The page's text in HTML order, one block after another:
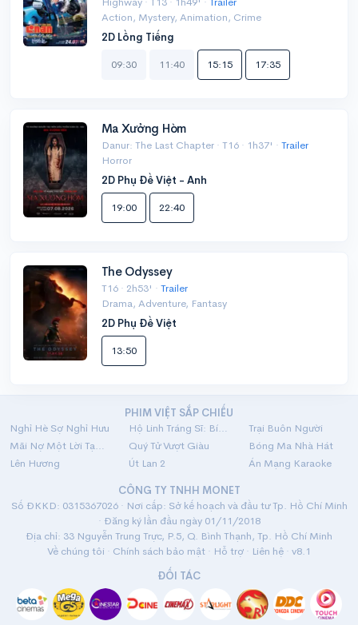
Action, Mystery, Animation, Crime
2D Lồng Tiếng
09:30
11:40 15:15 17:35
Ma Xưởng Hòm
Danur: The Last Chapter · T16 · 1h37' · Trailer
Horror
2D Phụ Đề Việt - Anh
19:00
22:40
The Odyssey
T16 · 2h53' · Trailer
Drama, Adventure, Fantasy
2D Phụ Đề Việt
13:50
PHIM VIỆT SẮP CHIẾU
Nghỉ Hè Sợ Nghỉ Hưu
Hộ Linh Tráng Sĩ: Bí Ẩn Mộ Vua Đinh
Trại Buôn Người
Mãi Nợ Một Lời Tạm Biệt
Quý Tử Vượt Giàu
Bóng Ma Nhà Hát
Lên Hương
Út Lan 2
Án Mạng Karaoke
CÔNG TY TNHH MONET
Số ĐKKD: 0315367026 · Nơi cấp: Sở kế hoạch và đầu tư Tp. Hồ Chí Minh
· Đăng ký lần đầu ngày 01/11/2018
Địa chỉ: 33 Nguyễn Trung Trực, P.5, Q. Bình Thạnh, Tp. Hồ Chí Minh
Về chúng tôi · Chính sách bảo mật · Hỗ trợ · Liên hệ · v8.1
ĐỐI TÁC